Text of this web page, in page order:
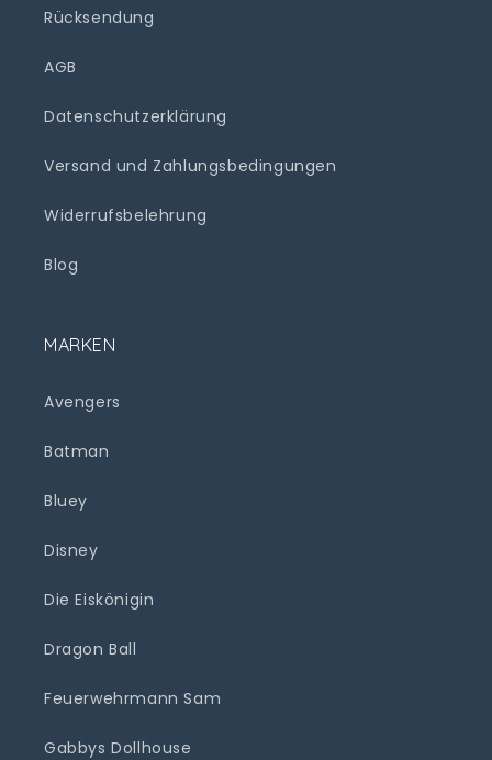
Rücksendung
AGB
Datenschutzerklärung
Versand und Zahlungsbedingungen
Widerrufsbelehrung
Blog
MARKEN
Avengers
Batman
Bluey
Disney
Die Eiskönigin
Dragon Ball
Feuerwehrmann Sam
Gabbys Dollhouse